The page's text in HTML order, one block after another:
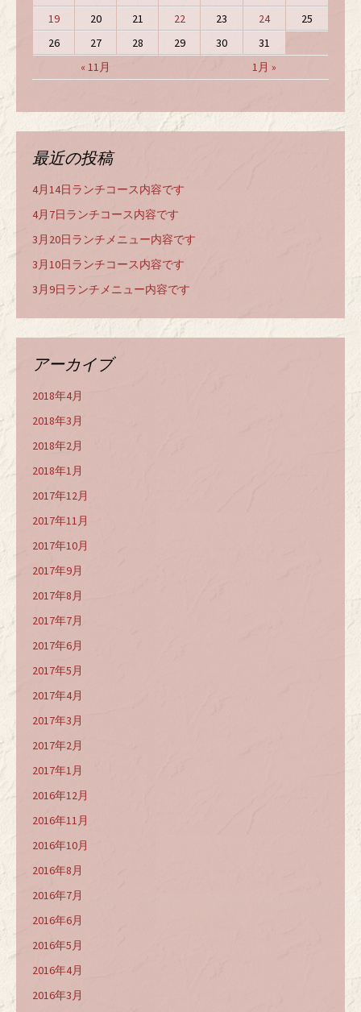
« 11月 1月 »
19
20 21 22 23 24
25
26
27 28 29 30 31
最近の投稿
4月14日ランチコース内容です
4月7日ランチコース内容です
3月20日ランチメニュー内容です
3月10日ランチコース内容です
3月9日ランチメニュー内容です
アーカイブ
2018年4月
2018年3月
2018年2月
2018年1月
2017年12月
2017年11月
2017年10月
2017年9月
2017年8月
2017年7月
2017年6月
2017年5月
2017年4月
2017年3月
2017年2月
2017年1月
2016年12月
2016年11月
2016年10月
2016年8月
2016年7月
2016年6月
2016年5月
2016年4月
2016年3月